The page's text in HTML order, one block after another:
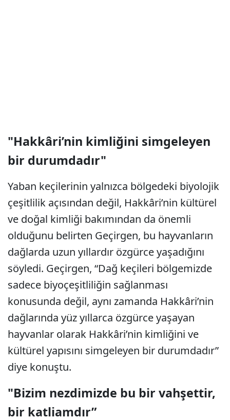
"Hakkâri’nin kimliğini simgeleyen
bir durumdadır"
Yaban keçilerinin yalnızca bölgedeki biyolojik
çeşitlilik açısından değil, Hakkâri’nin kültürel
ve doğal kimliği bakımından da önemli
olduğunu belirten Geçirgen, bu hayvanların
dağlarda uzun yıllardır özgürce yaşadığını
söyledi. Geçirgen, “Dağ keçileri bölgemizde
sadece biyoçeşitliliğin sağlanması
konusunda değil, aynı zamanda Hakkâri’nin
dağlarında yüz yıllarca özgürce yaşayan
hayvanlar olarak Hakkâri’nin kimliğini ve
kültürel yapısını simgeleyen bir durumdadır”
diye konuştu.
"Bizim nezdimizde bu bir vahşettir,
bir katliamdır”